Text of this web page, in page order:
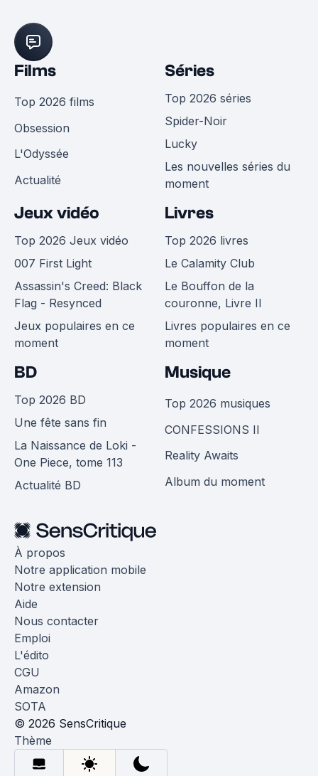
Films
Top 2026 films
Obsession
L'Odyssée
Actualité
Séries
Top 2026 séries
Spider-Noir
Lucky
Les nouvelles séries du
moment
Jeux vidéo
Top 2026 Jeux vidéo
007 First Light
Assassin's Creed: Black
Flag - Resynced
Jeux populaires en ce
moment
Livres
Top 2026 livres
Le Calamity Club
Le Bouffon de la
couronne, Livre II
Livres populaires en ce
moment
BD
Top 2026 BD
Une fête sans fin
La Naissance de Loki -
One Piece, tome 113
Actualité BD
Musique
Top 2026 musiques
CONFESSIONS II
Reality Awaits
Album du moment
À propos
Notre application mobile
Notre extension
Aide
Nous contacter
Emploi
L'édito
CGU
Amazon
SOTA
© 2026 SensCritique
Thème